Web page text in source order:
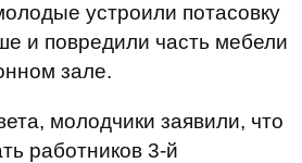
устроили потасовку
и повредили часть мебели
зале.
молодчики заявили, что
работников 3-й